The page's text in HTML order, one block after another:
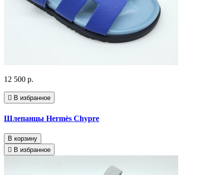
12 500 р.
В избранное
Шлепанцы Hermès Chypre
В корзину
В избранное